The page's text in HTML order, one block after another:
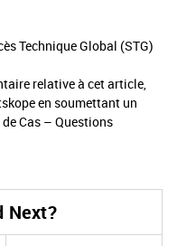
Technique Global (STG)
relative à cet article,
en soumettant un
Cas – Questions
Next?